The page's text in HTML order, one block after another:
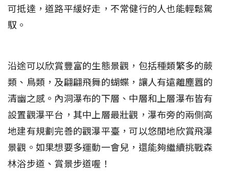
可抵達，道路平緩好走，不常健行的人也能輕鬆駕
馭。
沿途可以欣賞豐富的生態景觀，包括種類繁多的蕨
類、鳥類，及翩翩飛舞的蝴蝶，讓人有遠離塵囂的
清幽之感。內洞瀑布的下層、中層和上層瀑布皆有
設置觀瀑平台，其中上層最壯觀，瀑布旁的兩側高
地建有規劃完善的觀瀑平臺，可以悠閒地欣賞飛瀑
景觀。如果想要多運動一會兒，還能夠繼續挑戰森
林浴步道、賞景步道喔！